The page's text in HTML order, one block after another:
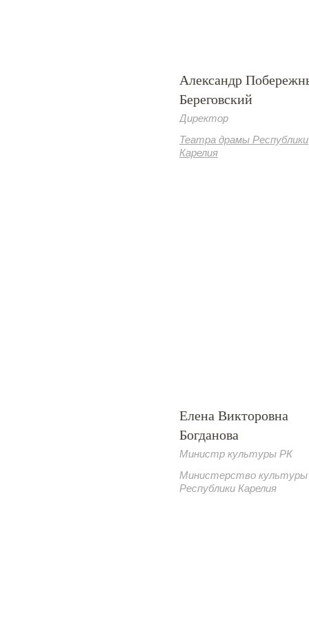
Александр
Береговский
Директор
Театра драмы Республики
Карелия
Елена Викторовна
Богданова
Министр культуры РК
Министерство культуры
Республики Карелия